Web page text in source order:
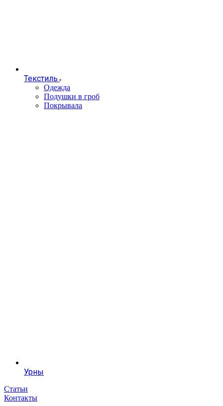
Текстиль
Одежда
Подушки в гроб
Покрывала
Урны
Статьи
Контакты